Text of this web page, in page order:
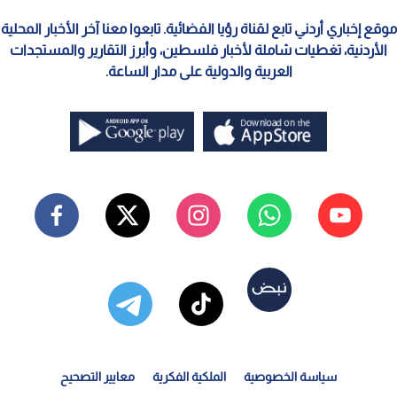
موقع إخباري أردني تابع لقناة رؤيا الفضائية. تابعوا معنا آخر الأخبار المحلية
الأردنية، تغطيات شاملة لأخبار فلسطين، وأبرز التقارير والمستجدات
العربية والدولية على مدار الساعة.
سياسة الخصوصية الملكية الفكرية معايير التصحيح